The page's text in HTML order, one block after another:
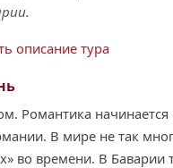
описание тура
Романтика
В мире не так
во времени. В Баварии